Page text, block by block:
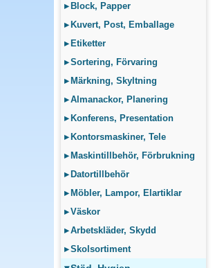
▸ Block, Papper
▸ Kuvert, Post, Emballage
▸ Etiketter
▸Sortering, Förvaring
▸ Märkning, Skyltning
▸Almanackor, Planering
▸ Konferens, Presentation
▸ Kontorsmaskiner, Tele
▸ Maskintillbehör, Förbrukning
▸ Datortillbehör
▸ Möbler, Lampor, Elartiklar
▸Väskor
▸Arbetskläder, Skydd
▸Skolsortiment